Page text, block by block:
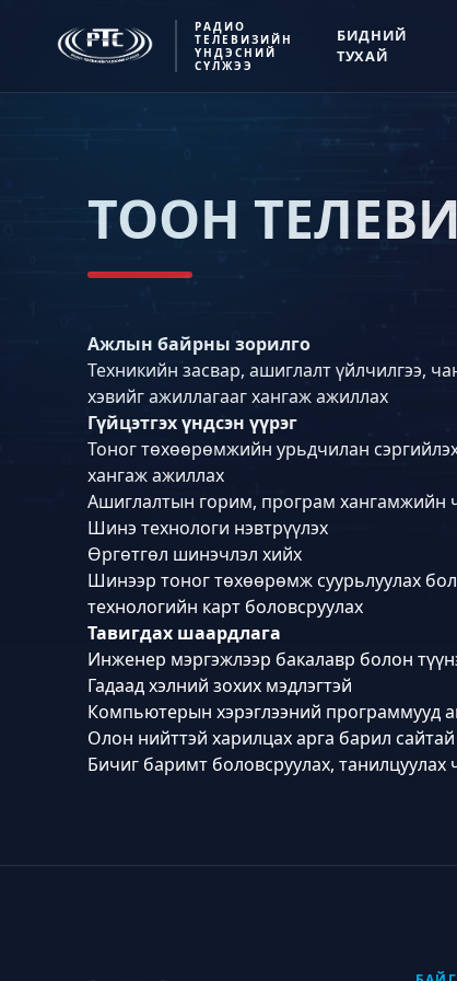
РАДИО
ТЕЛЕВИЗИЙН
ҮНДЭСНИЙ
СҮЛЖЭЭ
БИДНИЙ
ТУХАЙ
ТООН
Ажлын байрны зорилго
Техникийн засвар, ашиглалт үйлчилгээ,
хэвийг ажиллагааг хангаж ажиллах
Гүйцэтгэх үндсэн үүрэг
Тоног төхөөрөмжийн урьдчилан
хангаж ажиллах
Ашиглалтын горим, програм хангамжийн
Шинэ технологи нэвтрүүлэх
Өргөтгөл шинэчлэл хийх
Шинээр тоног төхөөрөмж суурьлуулах
технологийн карт боловсруулах
Тавигдах шаардлага
Инженер мэргэжлээр бакалавр болон
Гадаад хэлний зохих мэдлэгтэй
Компьютерын хэрэглээний программууд
Олон нийттэй харилцах арга барил сайтай
Бичиг баримт боловсруулах, танилцуулах